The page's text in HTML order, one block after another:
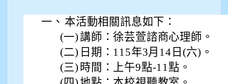
一、 本活動相關訊息如下：
(一)講師：徐芸萱諮商心理師。
(二) 日期：115年3月14日(六)。
(三) 時間：上午9點-11點。